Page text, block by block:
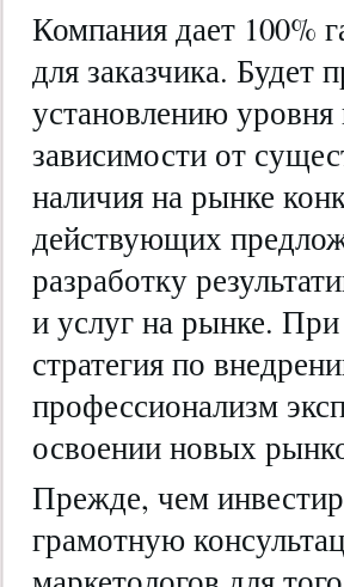
Компания дает 100%
для заказчика. Будет
установлению уровня
зависимости от
наличия на рынке
действующих
разработку
и услуг на рынке.
стратегия по
профессионализм
освоении новых
Прежде, чем
грамотную